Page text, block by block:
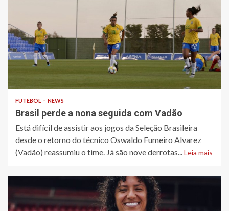
FUTEBOL NEWS
Brasil perde a nona seguida com Vadão
Está difícil de assistir aos jogos da Seleção Brasileira
desde o retorno do técnico Oswaldo Fumeiro Alvarez
(Vadão) reassumiu o time. Já são nove derrotas...Leia mais